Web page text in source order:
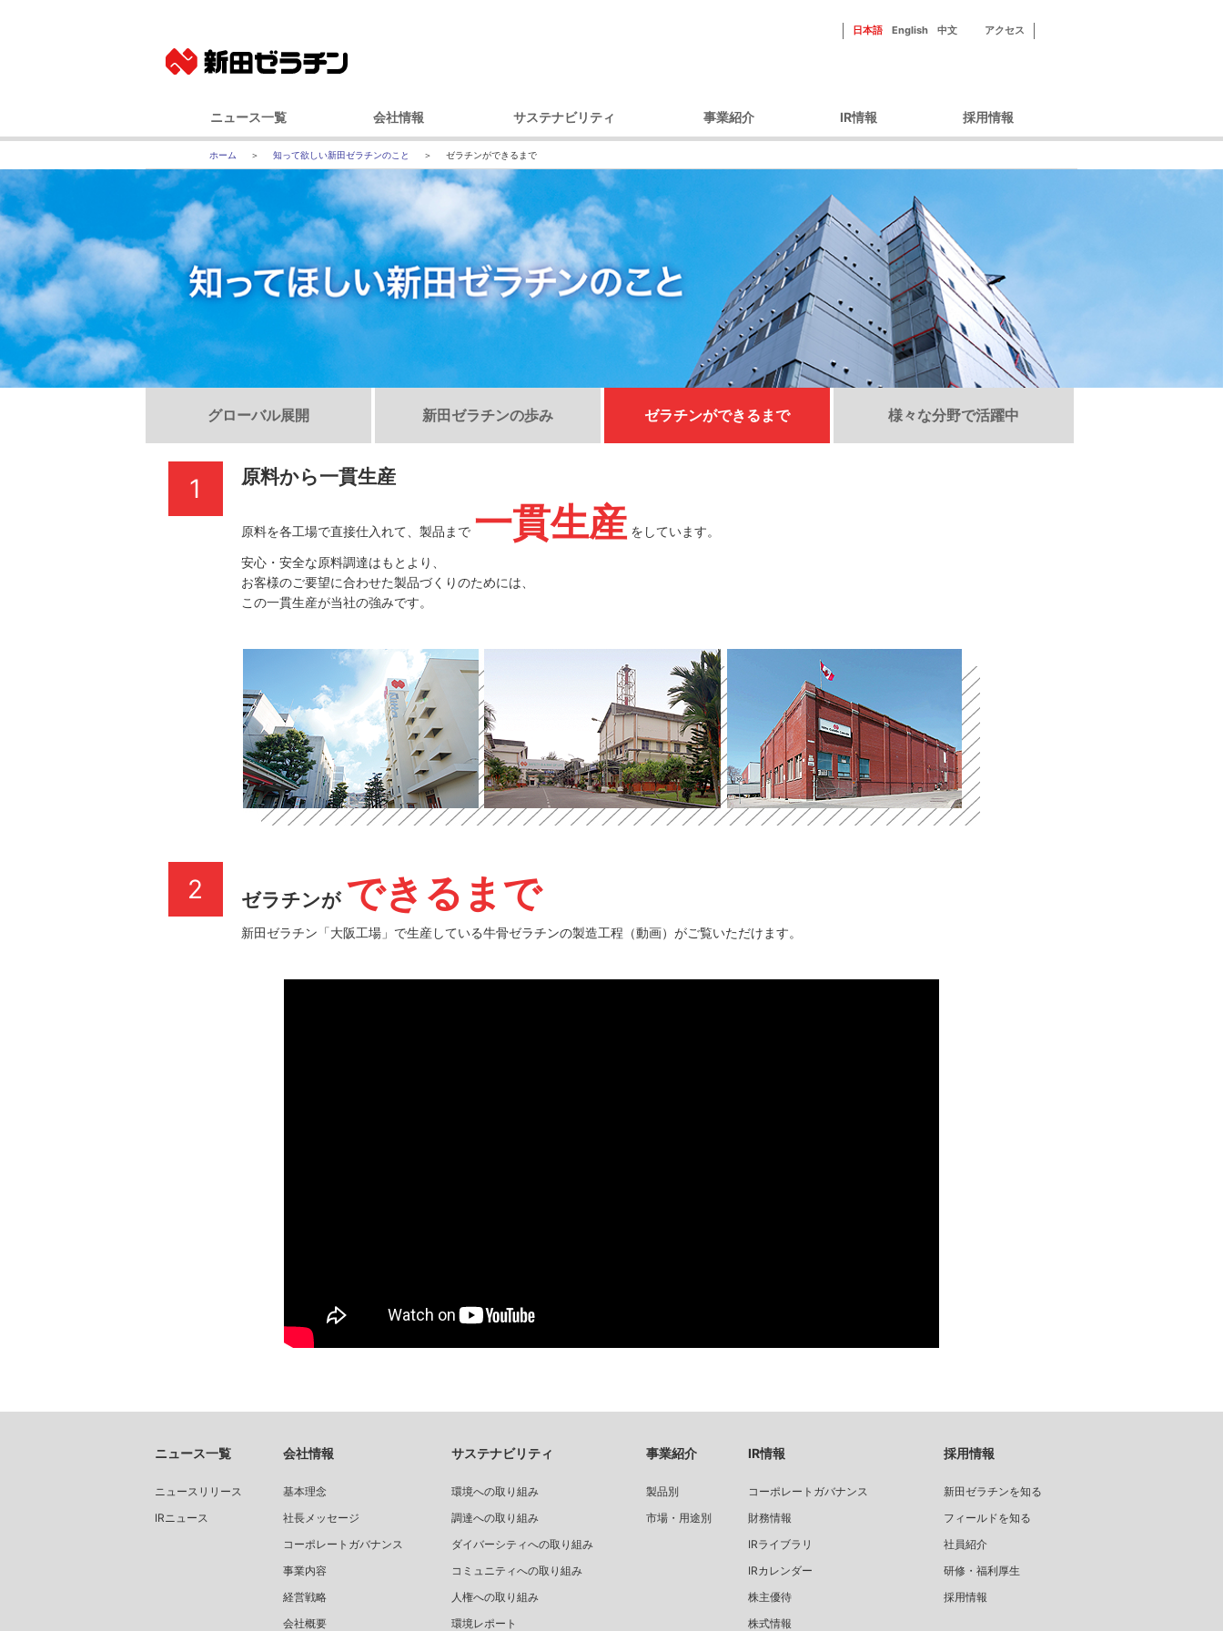
知って欲しい新田ゼラチンのこと ゼラチンができるまで
1 原料から一貫生産
原料を各工場で直接仕入れて、製品まで 一貫生産 をしています。
安心・安全な原料調達はもとより、
お客様のご要望に合わせた製品づくりのためには、
この一貫生産が当社の強みです。
2 ゼラチンが できるまで
新田ゼラチン「大阪工場」で生産している牛骨ゼラチンの製造工程（動画）がご覧いただけます。
ニュース一覧
ニュースリリース
IRニュース
会社情報
基本理念
社長メッセージ
コーポレートガバナンス
事業内容
経営戦略
会社概要
国内事業所（アクセス）
グループ会社
100年の歩み
サステナビリティ
環境への取り組み
調達への取り組み
ダイバーシティへの取り組み
コミュニティへの取り組み
人権への取り組み
環境レポート
サステナビリティ推進体制
事業紹介 IR情報
ス
財務情報
IRライブラリ
IRカレンダー
株主優待
株式情報
ディスクロージャーポ
リシー
IRよくあるご質問
採用情報
研修・福利厚生
採用情報
日本語 English 中文 アクセス
グローバル展開 新田ゼラチンの歩み ゼラチンができるまで 様々な分野で活躍中
ニュース一覧
ニュースリリース
IRニュース
会社情報
基本理念
社長メッセージ
コーポレートガバナンス
事業内容
経営戦略
会社概要
サステナビリティ
環境への取り組み
調達への取り組み
ダイバーシティへの取り組み
コミュニティへの取り組み
人権への取り組み
環境レポート
事業紹介
製品別
市場・用途別
IR情報
コーポレートガバナンス
財務情報
IRライブラリ
IRカレンダー
株主優待
株式情報
採用情報
新田ゼラチンを知る
フィールドを知る
社員紹介
研修・福利厚生
採用情報